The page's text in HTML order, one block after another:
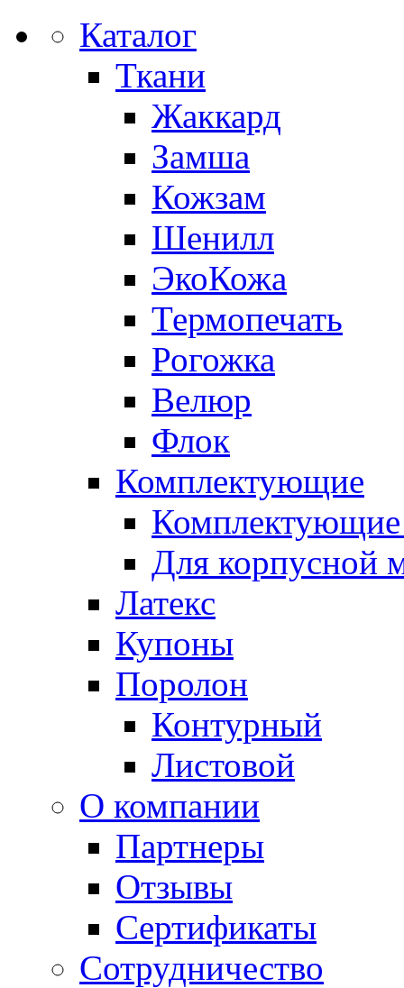
Каталог
Ткани
Жаккард
Замша
Кожзам
Шенилл
ЭкоКожа
Термопечать
Рогожка
Велюр
Флок
Комплектующие
Комплектующие
Для корпусной
Латекс
Купоны
Поролон
Контурный
Листовой
О компании
Партнеры
Отзывы
Сертификаты
Сотрудничество